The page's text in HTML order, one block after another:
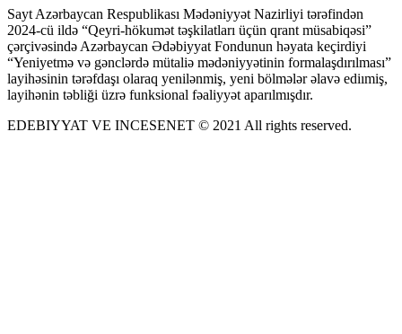
Sayt Azərbaycan Respublikası Mədəniyyət Nazirliyi tərəfindən
2024-cü ildə “Qeyri-hökumət təşkilatları üçün qrant müsabiqəsi”
çərçivəsində Azərbaycan Ədəbiyyat Fondunun həyata keçirdiyi
“Yeniyetmə və gənclərdə mütaliə mədəniyyətinin formalaşdırılması”
layihəsinin tərəfdaşı olaraq yenilənmiş, yeni bölmələr əlavə ediımiş,
layihənin təbliği üzrə funksional fəaliyyət aparılmışdır.
EDEBIYYAT VE INCESENET © 2021 All rights reserved.